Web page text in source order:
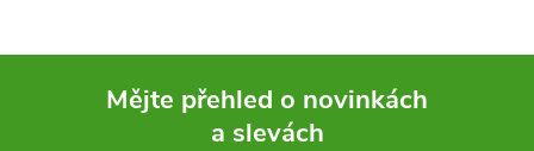
Mějte přehled o novinkách
a slevách